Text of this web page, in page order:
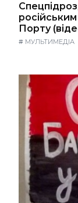
Порту
# МУЛЬТИМЕДІА